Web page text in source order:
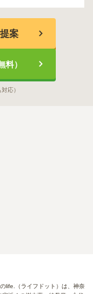
案
料）
応）
life.（ライフドット）は、神奈